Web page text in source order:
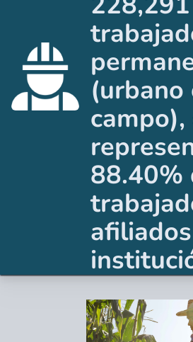
(urbano
88.40%